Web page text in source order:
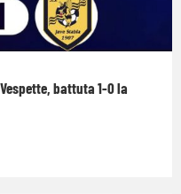
battuta 1-0 la